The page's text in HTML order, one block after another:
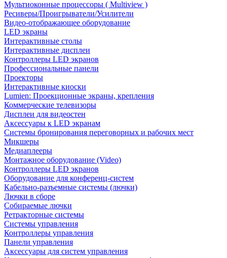
Мультиоконные процессоры ( Multiview )
Ресиверы/Проигрыватели/Усилители
Видео-отображающее оборудование
LED экраны
Интерактивные столы
Интерактивные дисплеи
Контроллеры LED экранов
Профессиональные панели
Проекторы
Интерактивные киоски
Lumien: Проекционные экраны, крепления
Коммерческие телевизоры
Дисплеи для видеостен
Аксессуары к LED экранам
Системы бронирования переговорных и рабочих мест
Микшеры
Медиаплееры
Монтажное оборудование (Video)
Контроллеры LED экранов
Оборудование для конференц-систем
Кабельно-разъемные системы (лючки)
Лючки в сборе
Собираемые лючки
Ретракторные системы
Системы управления
Контроллеры управления
Панели управления
Аксессуары для систем управления